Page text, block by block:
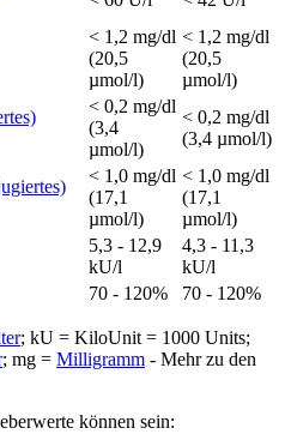
< 1,2 mg/dl
(20,5
µmol/l)
< 1,2 mg/dl
(20,5
µmol/l)
< 0,2 mg/dl
(3,4
µmol/l)
< 0,2 mg/dl
(3,4 µmol/l)
< 1,0 mg/dl
(17,1
µmol/l)
< 1,0 mg/dl
(17,1
µmol/l)
5,3 - 12,9
kU/l
4,3 - 11,3
kU/l
70 - 120% 70 - 120%
; kU = KiloUnit = 1000 Units;
; mg = Milligramm - Mehr zu den
können sein: